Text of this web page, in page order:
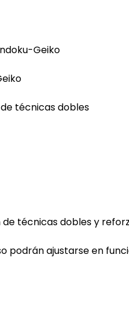
Geiko
técnicas dobles
técnicas dobles y
podrán ajustarse en